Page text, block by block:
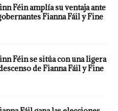
Féin amplía su ventaja ante
Fianna Fáil y Fine
Féin se sitúa con una ligera
de Fianna Fáil y Fine